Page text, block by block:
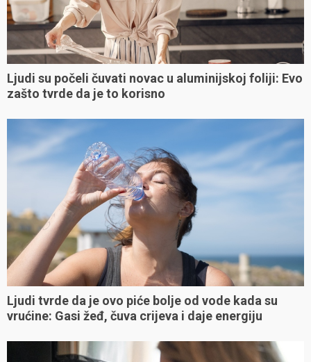
Ljudi su počeli čuvati novac u aluminijskoj foliji: Evo
zašto tvrde da je to korisno
Ljudi tvrde da je ovo piće bolje od vode kada su
vrućine: Gasi žeđ, čuva crijeva i daje energiju